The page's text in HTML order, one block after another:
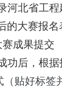
河北省工
的大赛报
赛成果提交
功后，根
（贴好标签